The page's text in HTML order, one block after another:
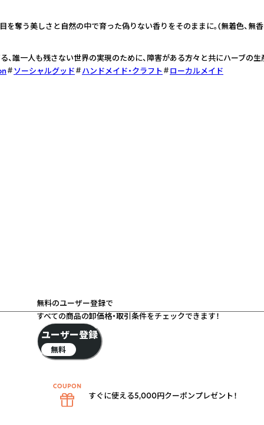
を奪う美しさと自然の中で育った偽りない香りをそのままに。(無着色、無
、誰一人も残さない世界の実現のために、障害がある方々と共にハーブの生
ソーシャルグッド ハンドメイド・クラフト ローカルメイド
無料のユーザー登録で
すべての商品の卸価格・取引条件をチェックできます！
ユーザー登録
無料
すぐに使える5,000円クーポンプレゼント！